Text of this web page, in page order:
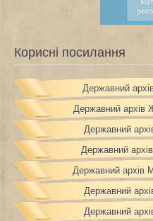
Корисні посилання
Державний
Державний архів
Державний
Державний архів
Державний архів
Державний
Державний